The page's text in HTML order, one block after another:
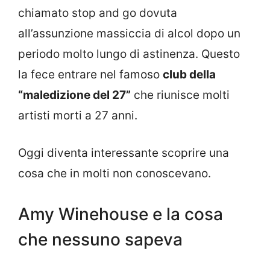
chiamato stop and go dovuta
all’assunzione massiccia di alcol dopo un
periodo molto lungo di astinenza. Questo
la fece entrare nel famoso club della
“maledizione del 27” che riunisce molti
artisti morti a 27 anni.
Oggi diventa interessante scoprire una
cosa che in molti non conoscevano.
Amy Winehouse e la cosa
che nessuno sapeva